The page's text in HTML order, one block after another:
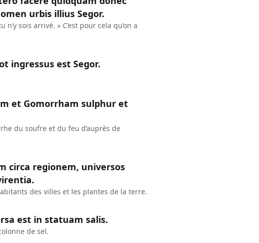
urbis illius Segor.
sois arrivé. » C’est pour cela qu’on a
ingressus est Segor.
et Gomorrham sulphur et
du soufre et du feu d’auprès de
circa regionem, universos
des villes et les plantes de la terre.
est in statuam salis.
de sel.